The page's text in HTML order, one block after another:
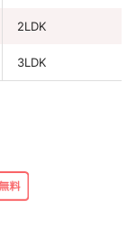
2LDK
3LDK